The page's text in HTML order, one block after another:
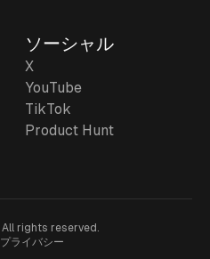
ソーシャル
X
YouTube
TikTok
Product Hunt
All rights reserved.
プライバシー